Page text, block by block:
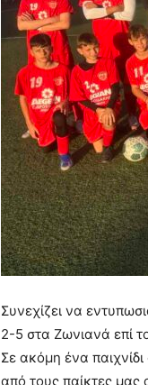
Συνεχίζει να
2-5 στα Ζωνιανά επί
Σε ακόμη ένα
από τους παίκτες μας